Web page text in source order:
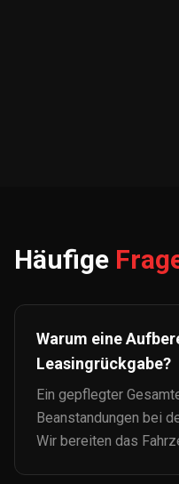
Häufige
Warum eine
Leasingrückgabe?
Ein gepflegter
Beanstandungen bei
Wir bereiten das